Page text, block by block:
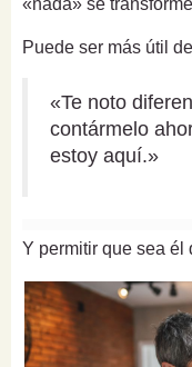
Puede ser más útil
«Te noto
contármelo
estoy aquí.»
Y permitir que sea él